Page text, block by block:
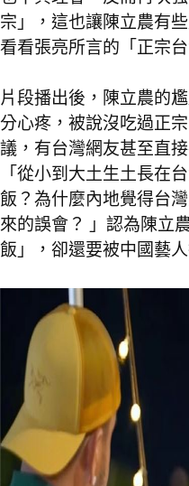
宗」，這也讓陳立農有
看看張亮所言的「正宗
片段播出後，陳立農的
分心疼，被說沒吃過正
議，有台灣網友甚至直
「從小到大土生土長在
飯？為什麼內地覺得台
來的誤會？ 」認為陳立
飯」，卻還要被中國藝